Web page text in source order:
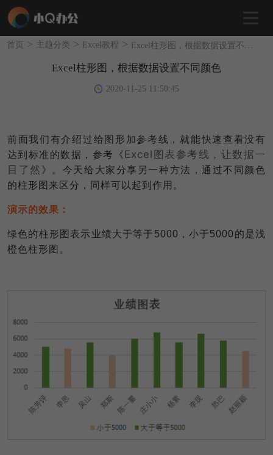
首页 > 主题分类 > Excel教程 >
Excel柱形图，根据数据设置不同颜色
2020-11-25 11:50:45
前面我们有介绍过给图形加参考线，就能快速查看没有
达到标准的数据，参考《Excel图表参考线，让数据一
目了然 》。今天给大家分享另一种方法，通过不同颜色
的柱形图来区分，同样可以起到作用。
演示的效果：
绿色的柱形图表示业绩大于等于5000，小于5000的是浅
橙色柱形图。